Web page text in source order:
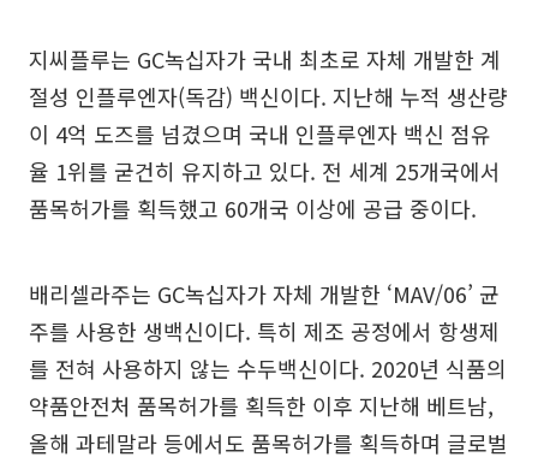
지씨플루는 GC녹십자가 국내 최초로 자체 개발한 계
절성 인플루엔자(독감) 백신이다. 지난해 누적 생산량
이 4억 도즈를 넘겼으며 국내 인플루엔자 백신 점유
율 1위를 굳건히 유지하고 있다. 전 세계 25개국에서
품목허가를 획득했고 60개국 이상에 공급 중이다.
배리셀라주는 GC녹십자가 자체 개발한 ‘MAV/06’ 균
주를 사용한 생백신이다. 특히 제조 공정에서 항생제
를 전혀 사용하지 않는 수두백신이다. 2020년 식품의
약품안전처 품목허가를 획득한 이후 지난해 베트남,
올해 과테말라 등에서도 품목허가를 획득하며 글로벌